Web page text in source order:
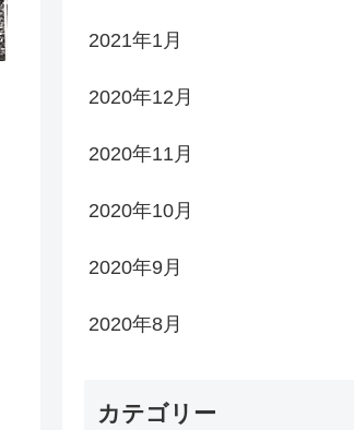
2021年1月
2020年12月
2020年11月
2020年10月
2020年9月
2020年8月
カテゴリー